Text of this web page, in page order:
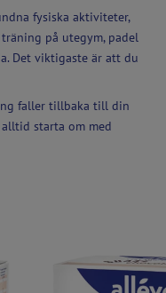
fysiska aktiviteter,
på utegym, padel
Det viktigaste är att du
faller tillbaka till din
starta om med